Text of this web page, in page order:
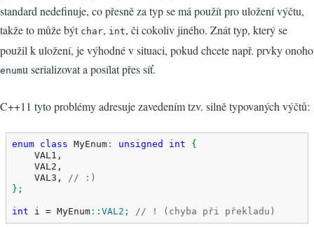
standard nedefinuje, co přesně za typ se má použít pro uložení výčtu,
takže to může být char, int, či cokoliv jiného. Znát typ, který se
použil k uložení, je výhodné v situaci, pokud chcete např. prvky onoho
enumu serializovat a posílat přes síť.
C++11 tyto problémy adresuje zavedením tzv. silně typovaných výčtů:
enum class MyEnum : unsigned int
{
    VAL1,
    VAL2,
    VAL3,
// :)
} ;
int i = MyEnum :: VAL2 ; // ! (chyba při překladu)